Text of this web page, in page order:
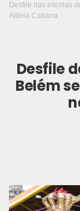
Desfile das escolas
Aldeia Cabana
Desfile
Belém